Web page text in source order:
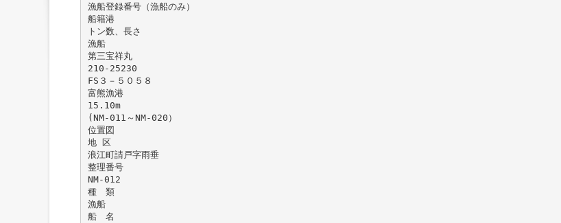
漁船登録番号（漁船のみ）
船籍港
トン数、長さ
漁船
第三宝祥丸
210-25230
FS３－５０５８
富熊漁港
15.10m
(NM-011～NM-020）
位置図
地 区
浪江町請戸字雨垂
整理番号
NM-012
種 類
漁船
船 名